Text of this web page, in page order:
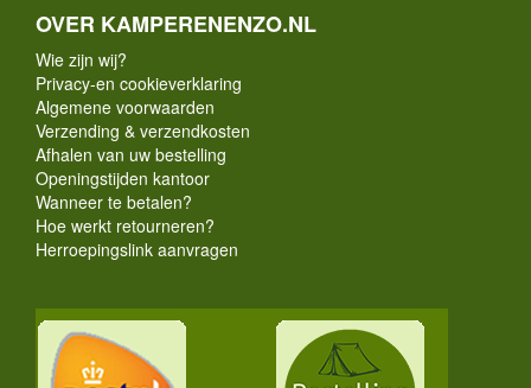
OVER KAMPERENENZO.NL
Wie zijn wij?
Privacy-en cookieverklaring
Algemene voorwaarden
Verzending & verzendkosten
Afhalen van uw bestelling
Openingstijden kantoor
Wanneer te betalen?
Hoe werkt retourneren?
Herroepingslink aanvragen